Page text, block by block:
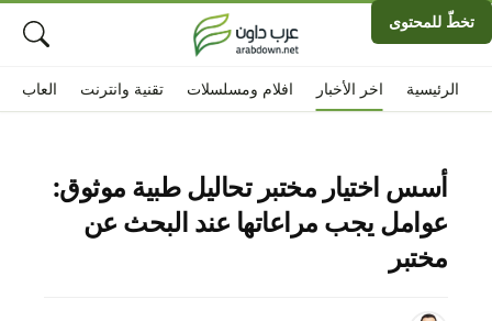
تخطّ للمحتوى
الرئيسية افلام ومسلسلات تقنية وانترنت العاب اخر الأخبار
أسس اختيار مختبر تحاليل طبية موثوق:
عوامل يجب مراعاتها عند البحث عن
مختبر